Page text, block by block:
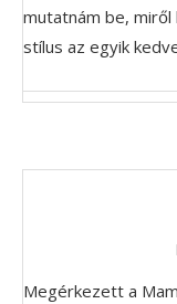
mutatnám be,
stílus az egyik
Megérkezett a